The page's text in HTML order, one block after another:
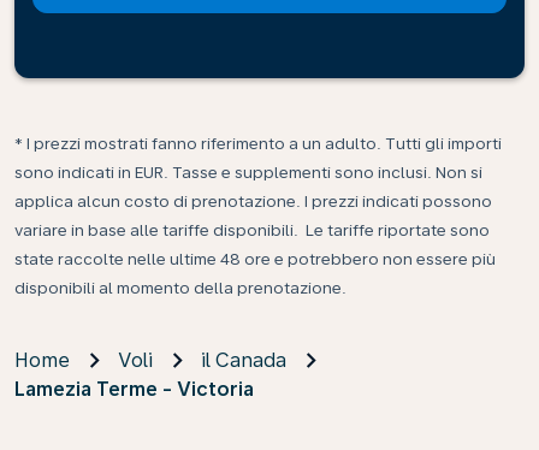
* I prezzi mostrati fanno riferimento a un adulto. Tutti gli importi
sono indicati in EUR. Tasse e supplementi sono inclusi. Non si
applica alcun costo di prenotazione. I prezzi indicati possono
variare in base alle tariffe disponibili. Le tariffe riportate sono
state raccolte nelle ultime 48 ore e potrebbero non essere più
disponibili al momento della prenotazione.
Home Voli
il Canada
Lamezia Terme - Victoria